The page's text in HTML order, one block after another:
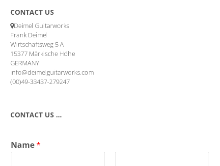
CONTACT US
Deimel Guitarworks
Frank Deimel
Wirtschaftsweg 5 A
15377 Märkische Höhe
GERMANY
info@deimelguitarworks.com
(00)49-33437-279247
CONTACT US …
Name*